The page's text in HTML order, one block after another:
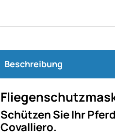
Beschreibung
Schützen Sie Ihr
Covalliero.